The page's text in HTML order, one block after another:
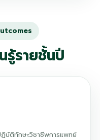
รู้รายชั้นปี
บัติทักษะวิชาชีพการแพทย์